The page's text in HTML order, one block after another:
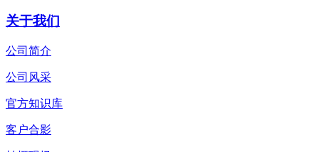
关于我们
公司简介
公司风采
官方知识库
客户合影